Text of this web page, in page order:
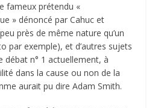
fameux prétendu «
» dénoncé par Cahuc et
près de même nature qu’un
par exemple), et d’autres sujets
débat n° 1 actuellement, à
dans la cause ou non de la
aurait pu dire Adam Smith.